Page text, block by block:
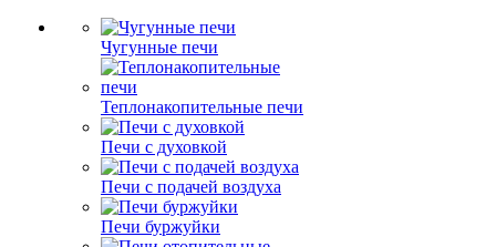
Чугунные печи
Теплонакопительные печи
Печи с духовкой
Печи с подачей воздуха
Печи буржуйки